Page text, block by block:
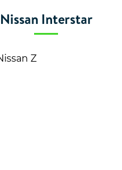
Nissan Interstar